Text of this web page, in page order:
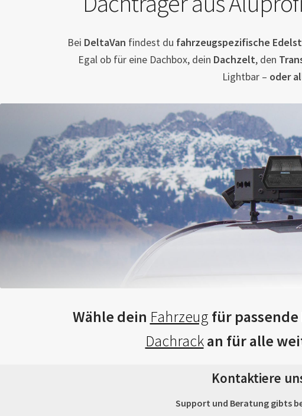
Bei DeltaVan findest du fahrzeugspezifische
Egal ob für eine Dachbox, dein Dachzelt, den
Lightbar – oder
Wähle dein Fahrzeug für
Dachrackan für alle
Kontaktiere
Support und Beratung gibts